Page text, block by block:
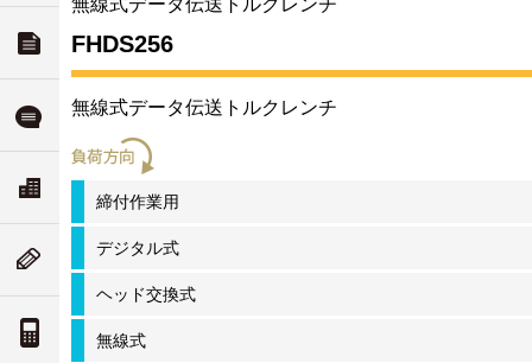
ダウンロード
よくある質問
ニューストピックス
トルク単位の換算
て
ティ
無線式データ伝送トルクレンチ
FHDS256
無線式データ伝送トルクレンチ
締付作業用
デジタル式
ヘッド交換式
無線式